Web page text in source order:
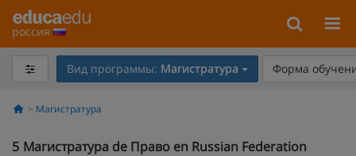
россия
Вид программы: Магистратура Форма
Магистратура
5 Магистратура de Право en Russian Federation